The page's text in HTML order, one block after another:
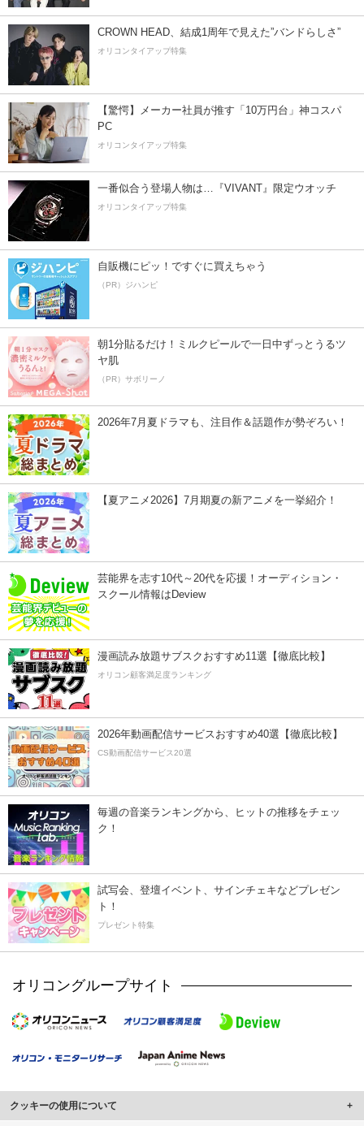
CROWN HEAD、結成1周年で見えた”バンドらしさ”
オリコンタイアップ特集
【驚愕】メーカー社員が推す「10万円台」神コスパ
PC
オリコンタイアップ特集
一番似合う登場人物は…『VIVANT』限定ウオッチ
オリコンタイアップ特集
自販機にピッ！ですぐに買えちゃう
（PR）ジハンピ
朝1分貼るだけ！ミルクピールで一日中ずっとうるツ
ヤ肌
（PR）サボリーノ
2026年7月夏ドラマも、注目作＆話題作が勢ぞろい！
【夏アニメ2026】7月期夏の新アニメを一挙紹介！
芸能界を志す10代～20代を応援！オーディション・
スクール情報はDeview
漫画読み放題サブスクおすすめ11選【徹底比較】
オリコン顧客満足度ランキング
2026年動画配信サービスおすすめ40選【徹底比較】
CS動画配信サービス20選
毎週の音楽ランキングから、ヒットの推移をチェッ
ク！
試写会、登壇イベント、サインチェキなどプレゼン
ト！
プレゼント特集
オリコングループサイト
クッキーの使用について